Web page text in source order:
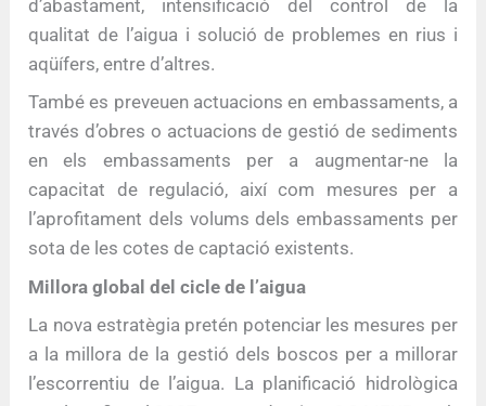
d’abastament, intensificació del control de la
qualitat de l’aigua i solució de problemes en rius i
aqüífers, entre d’altres.
També es preveuen actuacions en embassaments, a
través d’obres o actuacions de gestió de sediments
en els embassaments per a augmentar-ne la
capacitat de regulació, així com mesures per a
l’aprofitament dels volums dels embassaments per
sota de les cotes de captació existents.
Millora global del cicle de l’aigua
La nova estratègia pretén potenciar les mesures per
a la millora de la gestió dels boscos per a millorar
l’escorrentiu de l’aigua. La planificació hidrològica